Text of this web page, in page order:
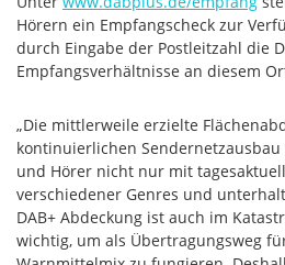
Hörern ein Empfangscheck zur
durch Eingabe der Postleitzahl die
Empfangsverhältnisse an diesem
„Die mittlerweile erzielte
kontinuierlichen
und Hörer nicht nur mit
verschiedener Genres und
DAB+ Abdeckung ist auch im
wichtig, um als Übertragungsweg